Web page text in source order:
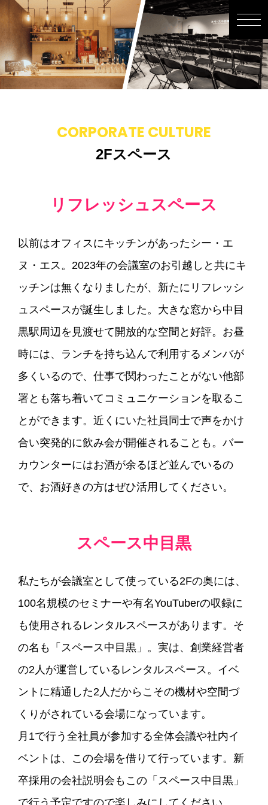
CORPORATE CULTURE
2Fスペース
リフレッシュスペース
以前はオフィスにキッチンがあったシー・エ
ヌ・エス。2023年の会議室のお引越しと共にキ
ッチンは無くなりましたが、新たにリフレッシ
ュスペースが誕生しました。大きな窓から中目
黒駅周辺を見渡せて開放的な空間と好評。お昼
時には、ランチを持ち込んで利用するメンバが
多くいるので、仕事で関わったことがない他部
署とも落ち着いてコミュニケーションを取るこ
とができます。近くにいた社員同士で声をかけ
合い突発的に飲み会が開催されることも。バー
カウンターにはお酒が余るほど並んでいるの
で、お酒好きの方はぜひ活用してください。
スペース中目黒
私たちが会議室として使っている2Fの奥には、
100名規模のセミナーや有名YouTuberの収録に
も使用されるレンタルスペースがあります。そ
の名も「スペース中目黒」。実は、創業経営者
の2人が運営しているレンタルスペース。イベ
ントに精通した2人だからこその機材や空間づ
くりがされている会場になっています。
月1で行う全社員が参加する全体会議や社内イ
ベントは、この会場を借りて行っています。新
卒採用の会社説明会もこの「スペース中目黒」